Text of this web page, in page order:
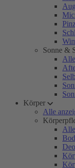
Sonne &
Körper
Alle